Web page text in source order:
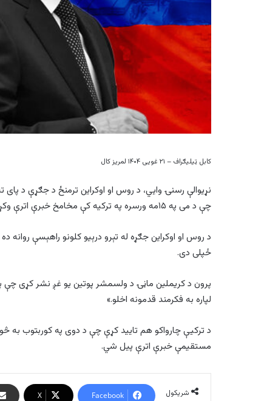
کابل ټیلیګراف – ۲۱ غويی ۱۴۰۴ لمریز کال
نړيوالې رسنۍ وايي، د روس او اوکراین ترمنځ د جګړې د پای
چې د می په ۱۵مه ورسره په ترکیه کې مخامخ خبرې اترې وکړي.
د روس او اوکراین جګړه له تېرو درېیو کلونو راهېسې
ځپلی دی.
پرون د کریملین ماڼۍ د ولسمشر پوتین يو غږ نشر کړی چې
لپاره به فکرمند قدمونه اخلو.»
د ترکیې چارواکو هم تایید کړې چې د دوی په کوربتوب به
مستقيمې خبرې اترې پيل شي.
شریکول Facebook
X